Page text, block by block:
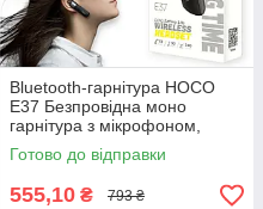
Bluetooth-гарнітура HOCO
E37 Безпровідна моно
гарнітура з мікрофоном,
Bluetooth 4.1, до 15 годин
розмови, чорний
Готово до відправки
555,10 ₴ 793 ₴